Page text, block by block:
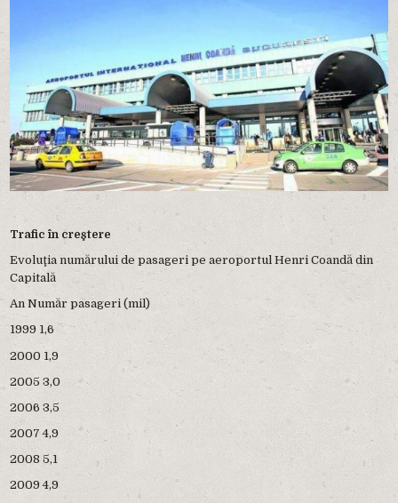
Trafic în creştere
Evoluţia numărului de pasageri pe aeroportul Henri Coandă din
Capitală
An Număr pasageri (mil)
1999 1,6
2000 1,9
2005 3,0
2006 3,5
2007 4,9
2008 5,1
2009 4,9